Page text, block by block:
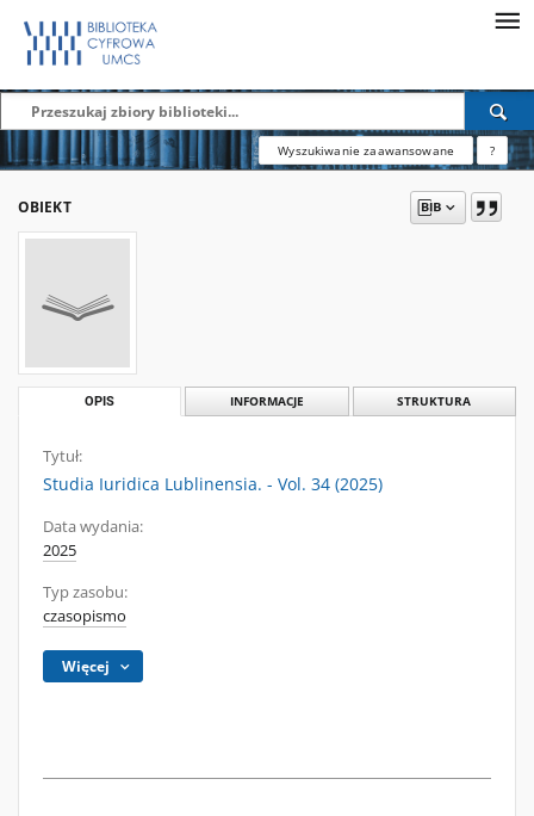
Wyszukiwanie zaawansowane ?
OBIEKT
OPIS INFORMACJE STRUKTURA
Tytuł:
Studia Iuridica Lublinensia. - Vol. 34 (2025)
Data wydania:
2025
Typ zasobu:
czasopismo
Więcej